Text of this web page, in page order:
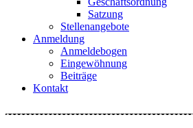
Satzung
Stellenangebote
Anmeldung
Anmeldebogen
Eingewöhnung
Beiträge
Kontakt